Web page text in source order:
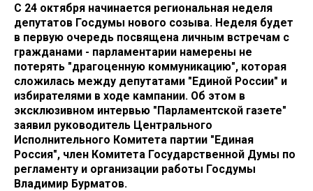
С 24 октября начинается региональная неделя
депутатов Госдумы нового созыва. Неделя будет
в первую очередь посвящена личным встречам с
гражданами - парламентарии намерены не
потерять "драгоценную коммуникацию", которая
сложилась между депутатами "Единой России" и
избирателями в ходе кампании. Об этом в
эксклюзивном интервью "Парламентской газете"
заявил руководитель Центрального
Исполнительного Комитета партии "Единая
Россия", член Комитета Государственной Думы по
регламенту и организации работы Госдумы
Владимир Бурматов.